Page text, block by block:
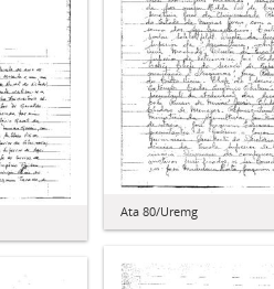
Ata 80/Uremg